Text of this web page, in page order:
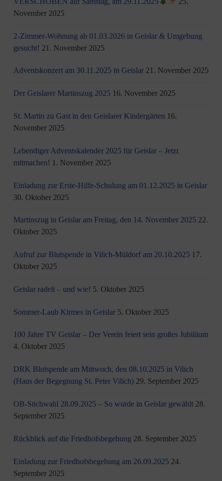
November 2025
2-Zimmer-Wohnung ab 01.03.2026 in Geislar & Umgebung
gesucht! 21. November 2025
Adventskonzert am 30.11.2025 in Geislar 21. November 2025
Der Geislarer Martinszug 2025 16. November 2025
St. Martin zu Gast in den Geislarer Kindergärten 16.
November 2025
Lebendiger Adventskalender 2025 für Geislar – Jetzt
mitmachen! 1. November 2025
Einladung zur Erste-Hilfe-Schulung am 01.12.2025 in Geislar
30. Oktober 2025
Martinszug in Geislar am Freitag, den 14. November 2025 22.
Oktober 2025
Aufruf zur Blutspende in Vilich-Müldorf am 20.10.2025 17.
Oktober 2025
Geislar radelt – und wie! 5. Oktober 2025
Sommer-Laub Kirmes in Geislar 5. Oktober 2025
100 Jahre TV Geislar – Der Verein feiert sein großes Jubiläum
4. Oktober 2025
DRK Blutspende am Mittwoch, den 08.10.2025 in Vilich
(Haus der Begegnung St. Peter Vilich) 29. September 2025
OB-Stichwahl 28.09.2025 – So wurde in Geislar gewählt 28.
September 2025
Rückblick auf die Friedhofsbegehung 28. September 2025
Einladung zur Friedhofsbegehung am 26.09.2025 24.
September 2025